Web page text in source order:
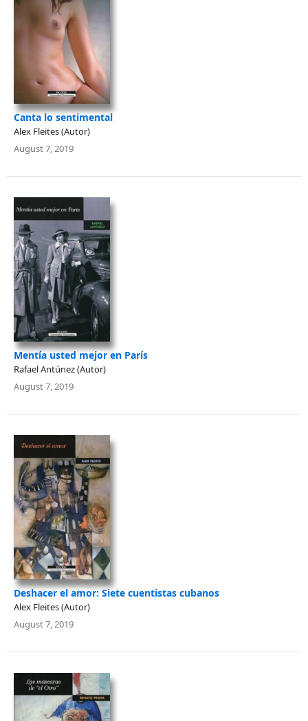
Canta lo sentimental
Alex Fleites (Autor)
August 7, 2019
Mentía usted mejor en París
Rafael Antúnez (Autor)
August 7, 2019
Deshacer el amor: Siete cuentistas cubanos
Alex Fleites (Autor)
August 7, 2019